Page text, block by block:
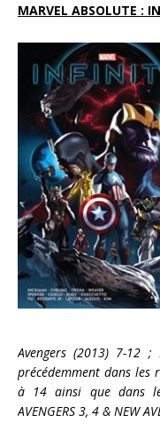
MARVEL ABSOLUTE :
Avengers (2013) 7-12
précédemment dans les
à 14 ainsi que dans
AVENGERS 3, 4 & NEW